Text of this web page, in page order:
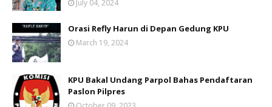
July 04, 2024
Orasi Refly Harun di Depan Gedung KPU
March 19, 2024
KPU Bakal Undang Parpol Bahas Pendaftaran
Paslon Pilpres